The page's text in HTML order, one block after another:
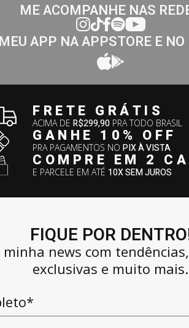
ME ACOMPANHE NAS
APP NA APPSTORE E
FRETE GRÁTIS
ACIMA DER$299,90 PRA TODO BRASIL
GANHE 10% OFF
PRA PAGAMENTOS NOPIX À VISTA
COMPRE EM 2
E PARCELE EM ATÉ 10X SEM JUROS
FIQUE POR
minha news com
exclusivas e muito mais.